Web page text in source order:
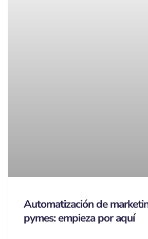
Automatización de
pymes: empieza por aquí